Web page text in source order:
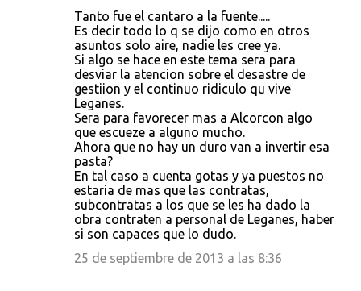
Tanto fue el cantaro a la fuente.....
Es decir todo lo q se dijo como en otros
asuntos solo aire, nadie les cree ya.
Si algo se hace en este tema sera para
desviar la atencion sobre el desastre de
gestiion y el continuo ridiculo qu vive
Leganes.
Sera para favorecer mas a Alcorcon algo
que escueze a alguno mucho.
Ahora que no hay un duro van a invertir esa
pasta?
En tal caso a cuenta gotas y ya puestos no
estaria de mas que las contratas,
subcontratas a los que se les ha dado la
obra contraten a personal de Leganes, haber
si son capaces que lo dudo.
25 de septiembre de 2013 a las 8:36